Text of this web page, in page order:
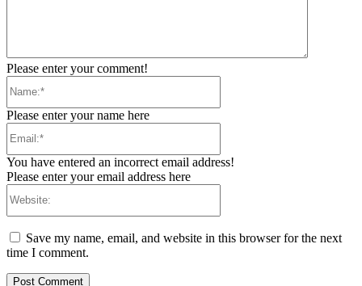
Please enter your comment!
Please enter your name here
You have entered an incorrect email address!
Please enter your email address here
Save my name, email, and website in this browser for the next
time I comment.